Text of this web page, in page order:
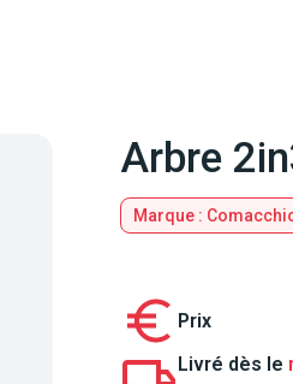
Arbre
Marque :
Prix
Livré dès le